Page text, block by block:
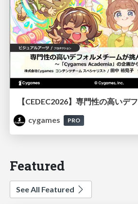
cygames
PRO
Featured
See All Featured